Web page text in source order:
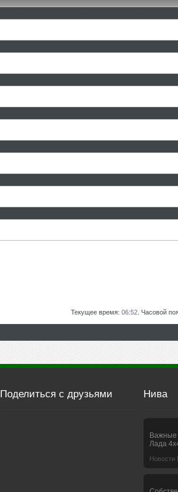
Текущее время: 06:52 . Часовой
Поделиться с друзьями Нива
Важные
Лада
Новости